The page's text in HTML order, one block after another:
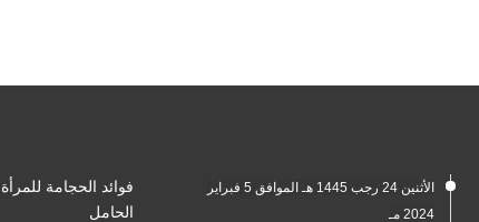
الأثنين 24 رجب 1445 هـ الموافق 5 فبراير
2024 مـ
فوائد الحجامة للمرأة
الحامل